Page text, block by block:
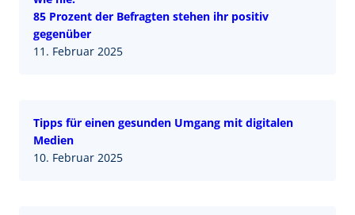
85 Prozent der Befragten stehen ihr positiv
gegenüber
11. Februar 2025
Tipps für einen gesunden Umgang mit digitalen
Medien
10. Februar 2025